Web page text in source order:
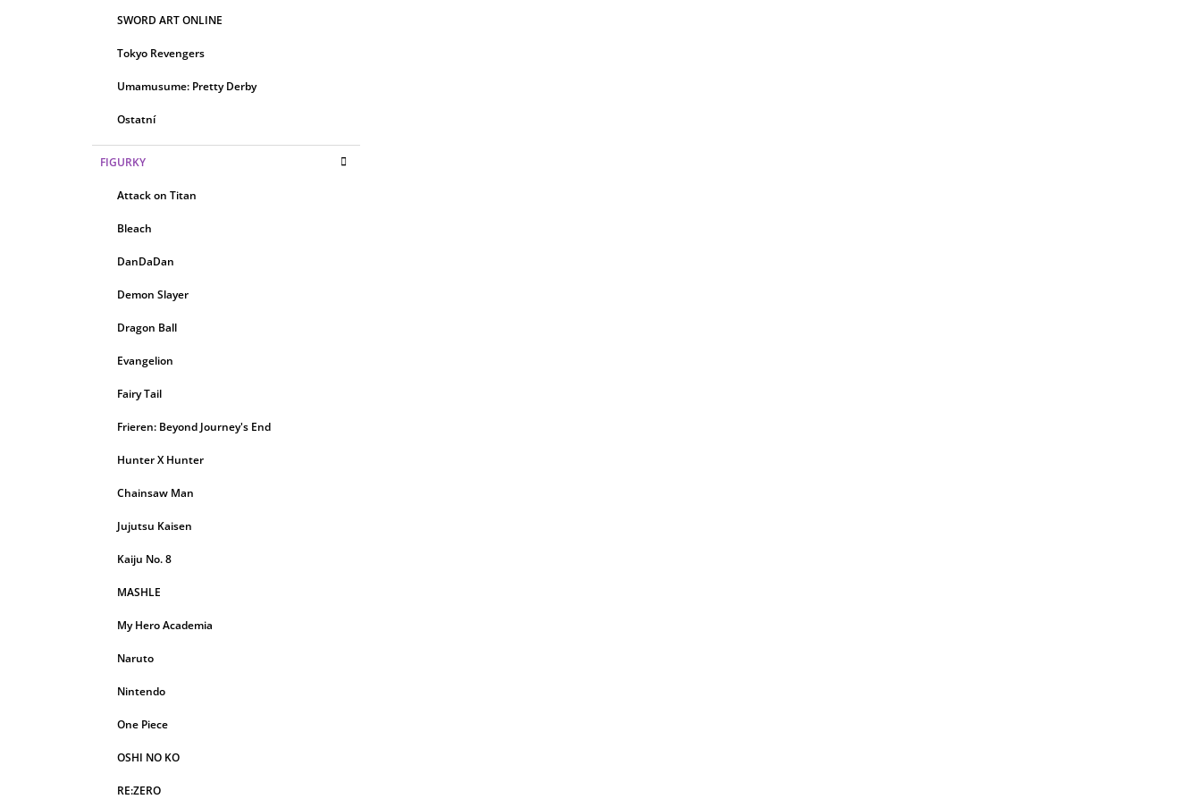
SWORD ART ONLINE
Tokyo Revengers
Umamusume: Pretty Derby
Ostatní
FIGURKY
Attack on Titan
Bleach
DanDaDan
Demon Slayer
Dragon Ball
Evangelion
Fairy Tail
Frieren: Beyond Journey's End
Hunter X Hunter
Chainsaw Man
Jujutsu Kaisen
Kaiju No. 8
MASHLE
My Hero Academia
Naruto
Nintendo
One Piece
OSHI NO KO
RE:ZERO